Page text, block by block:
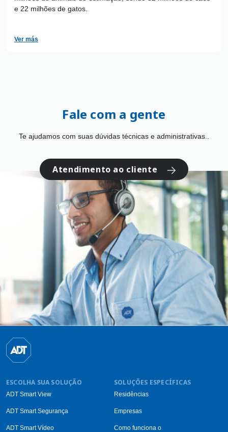
e 22 milhões de gatos.
Ver más
Fale com a gente
Te ajudamos com suas dúvidas técnicas e administrativas..
Atendimento ao cliente
ESCOLHA SUA SOLUÇÃO
ADT Smart View
ADT Smart Segurança
ADT Smart Vídeo
SOLUÇÕES ESPECÍFICAS
Residências
Empresas
Como funciona o